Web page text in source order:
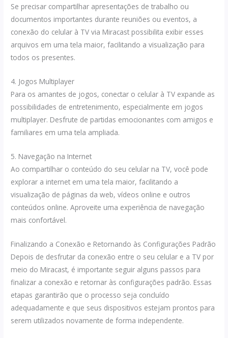
Se precisar compartilhar apresentações de trabalho ou
documentos importantes durante reuniões ou eventos, a
conexão do celular à TV via Miracast possibilita exibir esses
arquivos em uma tela maior, facilitando a visualização para
todos os presentes.
4. Jogos Multiplayer
Para os amantes de jogos, conectar o celular à TV expande as
possibilidades de entretenimento, especialmente em jogos
multiplayer. Desfrute de partidas emocionantes com amigos e
familiares em uma tela ampliada.
5. Navegação na Internet
Ao compartilhar o conteúdo do seu celular na TV, você pode
explorar a internet em uma tela maior, facilitando a
visualização de páginas da web, vídeos online e outros
conteúdos online. Aproveite uma experiência de navegação
mais confortável.
Finalizando a Conexão e Retornando às Configurações Padrão
Depois de desfrutar da conexão entre o seu celular e a TV por
meio do Miracast, é importante seguir alguns passos para
finalizar a conexão e retornar às configurações padrão. Essas
etapas garantirão que o processo seja concluído
adequadamente e que seus dispositivos estejam prontos para
serem utilizados novamente de forma independente.